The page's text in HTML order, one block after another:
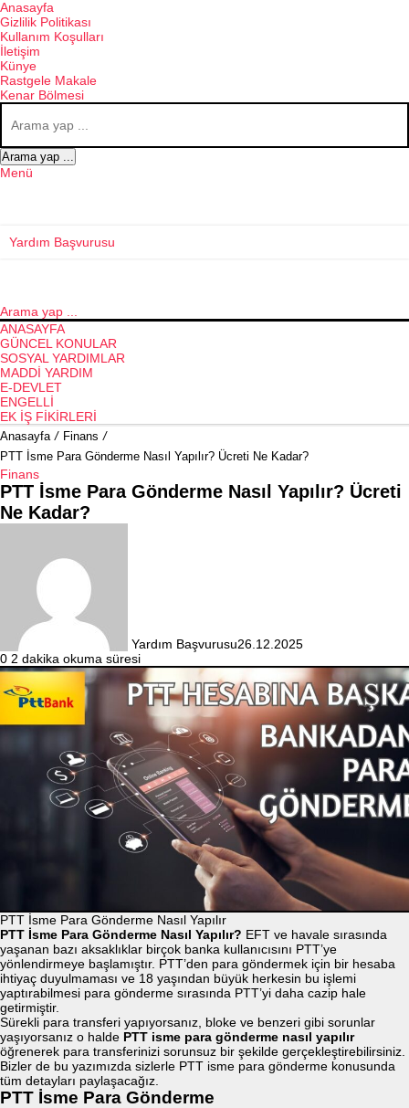
Anasayfa
Gizlilik Politikası
Kullanım Koşulları
İletişim
Künye
Rastgele Makale
Kenar Bölmesi
Arama yap ...
Menü
Yardım Başvurusu
Arama yap ...
ANASAYFA
GÜNCEL KONULAR
SOSYAL YARDIMLAR
MADDI YARDIM
E-DEVLET
ENGELLI
EK İŞ FIKIRLERI
Anasayfa / Finans /
PTT İsme Para Gönderme Nasıl Yapılır? Ücreti Ne Kadar?
Finans
PTT İsme Para Gönderme Nasıl Yapılır? Ücreti
Ne Kadar?
Yardım Başvurusu26.12.2025
0 2 dakika okuma süresi
PTT İsme Para Gönderme Nasıl Yapılır
PTT İsme Para Gönderme Nasıl Yapılır? EFT ve havale sırasında
yaşanan bazı aksaklıklar birçok banka kullanıcısını PTT’ye
yönlendirmeye başlamıştır. PTT’den para göndermek için bir hesaba
ihtiyaç duyulmaması ve 18 yaşından büyük herkesin bu işlemi
yaptırabilmesi para gönderme sırasında PTT’yi daha cazip hale
getirmiştir.
Sürekli para transferi yapıyorsanız, bloke ve benzeri gibi sorunlar
yaşıyorsanız o halde PTT isme para gönderme nasıl yapılır
öğrenerek para transferinizi sorunsuz bir şekilde gerçekleştirebilirsiniz.
Bizler de bu yazımızda sizlerle PTT isme para gönderme konusunda
tüm detayları paylaşacağız.
PTT İsme Para Gönderme